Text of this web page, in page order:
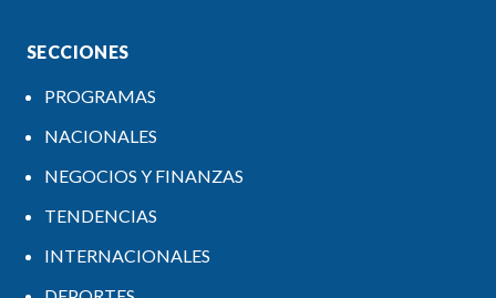
SECCIONES
PROGRAMAS
NACIONALES
NEGOCIOS Y FINANZAS
TENDENCIAS
INTERNACIONALES